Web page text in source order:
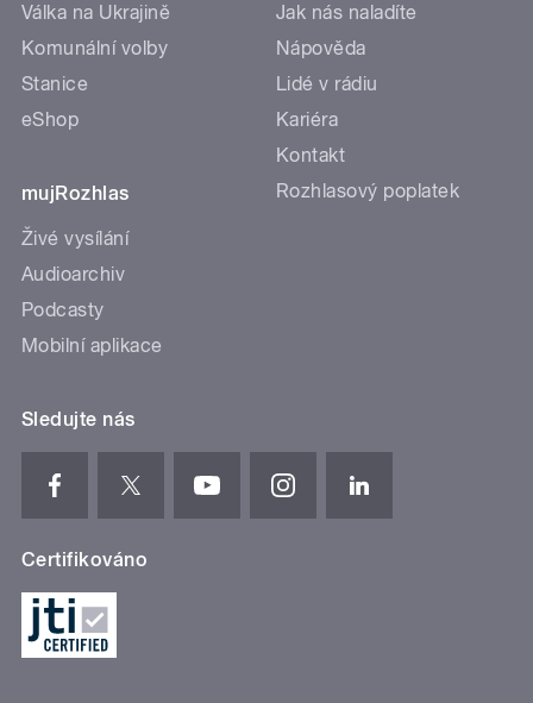
Válka na Ukrajině
Komunální volby
Stanice
eShop
mujRozhlas
Živé vysílání
Audioarchiv
Podcasty
Mobilní aplikace
Jak nás naladíte
Nápověda
Lidé v rádiu
Kariéra
Kontakt
Rozhlasový poplatek
Sledujte nás
Certifikováno